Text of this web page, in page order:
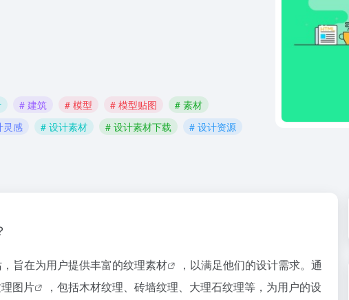
# 建筑 # 模型 # 模型贴图
# 素材
灵感 # 设计素材 # 设计素材下载
# 设计资源
旨在为用户提供丰富的纹理素材
，以满足他们的设计需求。通
图片
，包括木材纹理、砖墙纹理、大理石纹理等，为用户的设